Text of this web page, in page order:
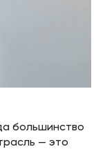
большинство
— это